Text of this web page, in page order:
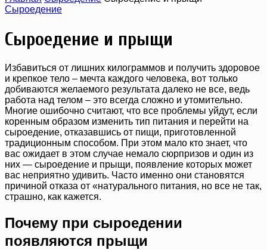
Сыроедение
Сыроедение и прыщи
Избавиться от лишних килограммов и получить здоровое
и крепкое тело – мечта каждого человека, вот только
добиваются желаемого результата далеко не все, ведь
работа над телом – это всегда сложно и утомительно.
Многие ошибочно считают, что все проблемы уйдут, если
коренным образом изменить тип питания и перейти на
сыроедение, отказавшись от пищи, приготовленной
традиционным способом. При этом мало кто знает, что
вас ожидает в этом случае немало сюрпризов и один из
них — сыроедение и прыщи, появление которых может
вас неприятно удивить. Часто именно они становятся
причиной отказа от «натурального питания, но все не так,
страшно, как кажется.
Почему при сыроедении
появляются прыщи